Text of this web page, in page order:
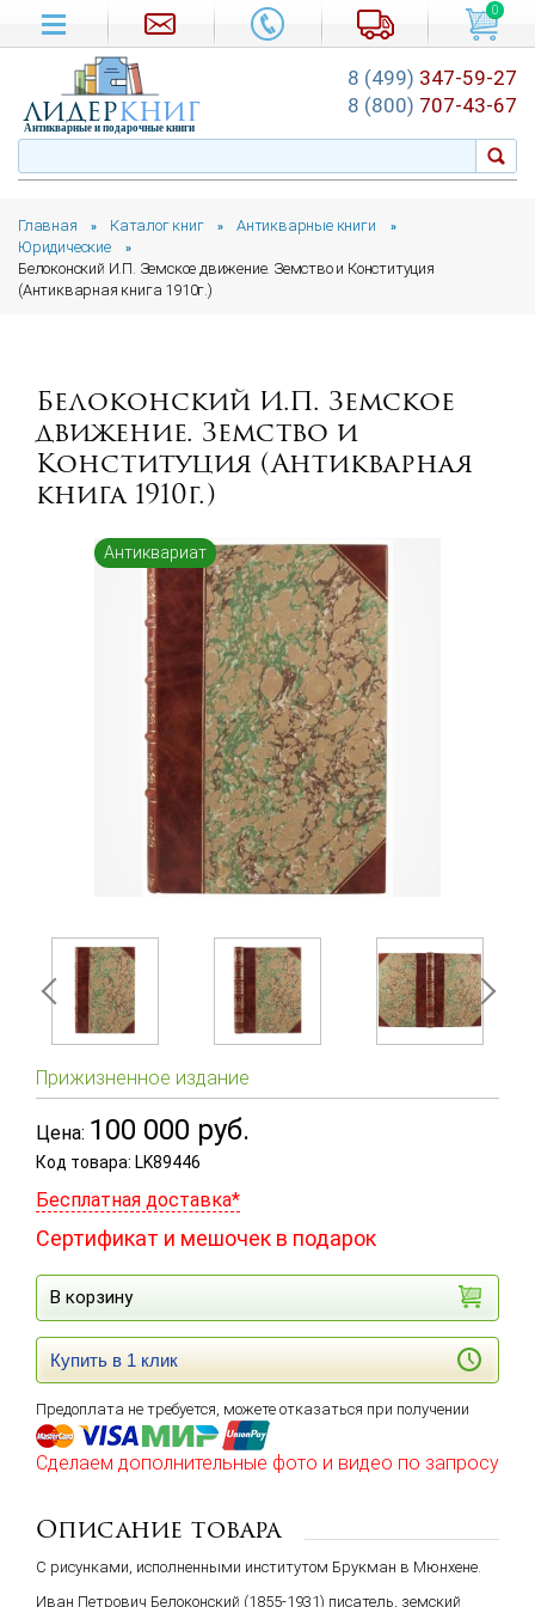
Главная » Каталог книг » Антикварные книги »
Юридические »
Белоконский И.П. Земское движение. Земство и Конституция
(Антикварная книга 1910г.)
Белоконский И.П. Земское
движение. Земство и
Конституция (Антикварная
книга 1910г.)
Антиквариат
Прижизненное издание
Цена: 100 000 руб.
Код товара: LK89446
Бесплатная доставка*
Сертификат и мешочек в подарок
В корзину
Купить в 1 клик
Предоплата не требуется, можете отказаться при получении
Сделаем дополнительные фото и видео по запросу
Описание товара
С рисунками, исполненными институтом Брукман в Мюнхене.
Иван Петрович Белоконский (1855-1931) писатель, земский
0
лидеркниг
Антикварные и подарочные книги
8 (499) 347-59-27
8 (800) 707-43-67